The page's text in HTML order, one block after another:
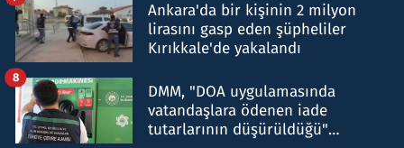
Ankara'da bir kişinin 2 milyon
lirasını gasp eden şüpheliler
Kırıkkale'de yakalandı
DMM, "DOA uygulamasında
vatandaşlara ödenen iade
tutarlarının düşürüldüğü"
8